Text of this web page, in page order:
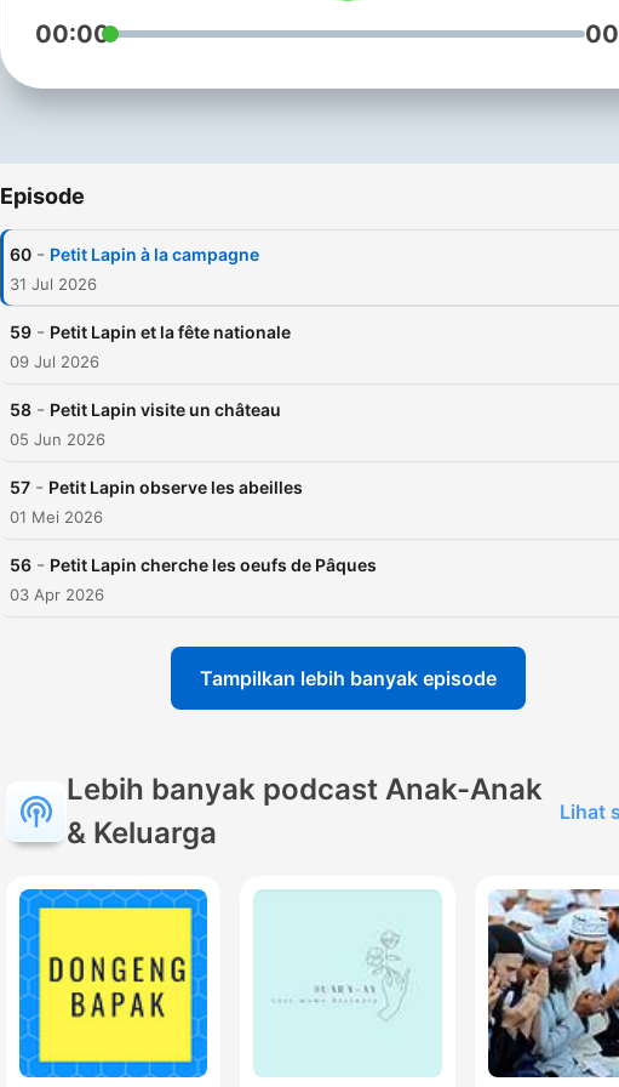
00:00
Episode
60 - Petit Lapin à la campagne
31 Jul 2026
59 - Petit Lapin et la fête nationale
09 Jul 2026
58 - Petit Lapin visite un château
05 Jun 2026
57 - Petit Lapin observe les abeilles
01 Mei 2026
56 - Petit Lapin cherche les oeufs de Pâques
03 Apr 2026
Tampilkan lebih banyak episode
Lebih banyak podcast Anak-Anak
& Keluarga
Lihat